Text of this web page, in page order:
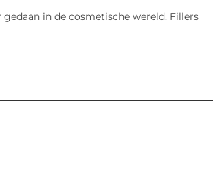
in de cosmetische wereld. Fillers